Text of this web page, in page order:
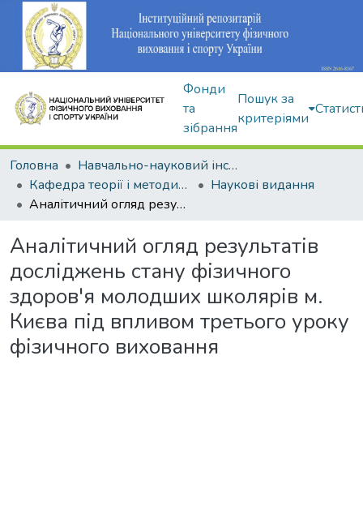
Фонди
та
зібрання
Пошук за
критеріями
Головна
Навчально-науковий інститут здоров'я, реабілітації та фізичного виховання
Кафедра теорії і методики фізичного виховання
Наукові видання
Аналітичний огляд результатів досліджень стану фізичного здоров'я молодших школярів м. Києва під впливом третього уроку фізичного виховання
Аналітичний огляд результатів
досліджень стану фізичного
здоров'я молодших школярів м.
Києва під впливом третього уроку
фізичного виховання